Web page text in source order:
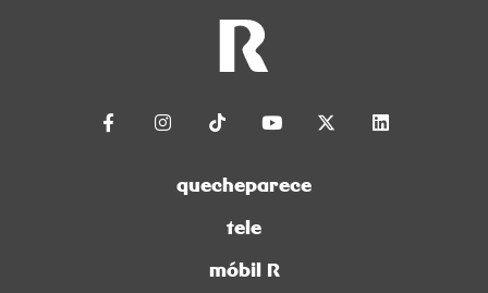
quecheparece
tele
móbil R